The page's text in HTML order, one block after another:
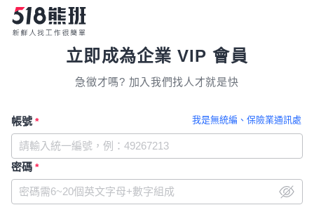
立即成為企業 VIP 會員
急徵才嗎? 加入我們找人才就是快
我是無統編、保險業通訊處
帳號 *
密碼 *